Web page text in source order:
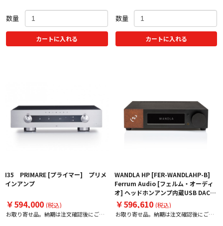
数量
カートに入れる
数量
カートに入れる
I35 PRIMARE [プライマー] プリメ
インアンプ
￥594,000 (税込)
お取り寄せ品。納期は注文確認後にご案
WANDLA HP [FER-WANDLAHP-B]
Ferrum Audio [フェルム・オーディ
オ] ヘッドホンアンプ内蔵USB DAC／
プリアンプ 下取り査定額20%アップ
実施中！
￥596,610 (税込)
お取り寄せ品。納期は注文確認後にご案